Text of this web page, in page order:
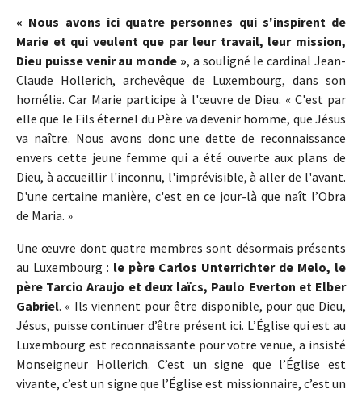
« Nous avons ici quatre personnes qui s'inspirent de
Marie et qui veulent que par leur travail, leur mission,
Dieu puisse venir au monde », a souligné le cardinal Jean-
Claude Hollerich, archevêque de Luxembourg, dans son
homélie. Car Marie participe à l'œuvre de Dieu. « C'est par
elle que le Fils éternel du Père va devenir homme, que Jésus
va naître. Nous avons donc une dette de reconnaissance
envers cette jeune femme qui a été ouverte aux plans de
Dieu, à accueillir l'inconnu, l'imprévisible, à aller de l'avant.
D'une certaine manière, c'est en ce jour-là que naît l’Obra
de Maria. »
Une œuvre dont quatre membres sont désormais présents
au Luxembourg : le père Carlos Unterrichter de Melo, le
père Tarcio Araujo et deux laïcs, Paulo Everton et Elber
Gabriel. « Ils viennent pour être disponible, pour que Dieu,
Jésus, puisse continuer d’être présent ici. L’Église qui est au
Luxembourg est reconnaissante pour votre venue, a insisté
Monseigneur Hollerich. C’est un signe que l’Église est
vivante, c’est un signe que l’Église est missionnaire, c’est un